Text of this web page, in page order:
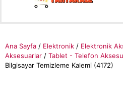
Ana Sayfa / Elektronik / Elektronik
Aksesuarlar / Tablet - Telefon
Bilgisayar Temizleme Kalemi (4172)